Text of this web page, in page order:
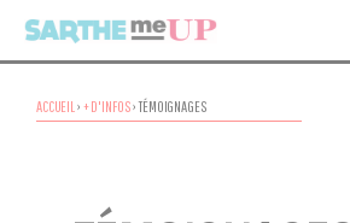
ACCUEIL ›+ D'INFOS›TÉMOIGNAGES